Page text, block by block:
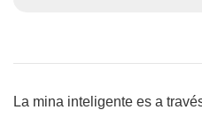
La mina inteligente es a